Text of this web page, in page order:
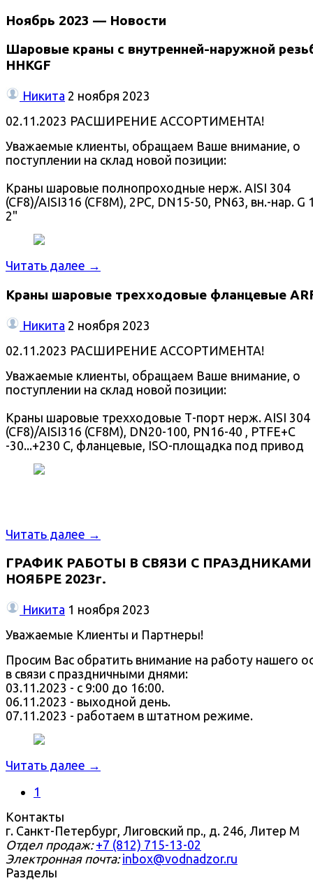
Ноябрь 2023 — Новости
Шаровые краны с внутренней-наружной
HHKGF
Никита 2 ноября 2023
02.11.2023 РАСШИРЕНИЕ АССОРТИМЕНТА!
Уважаемые клиенты, обращаем Ваше внимание, о
поступлении на склад новой позиции:
Краны шаровые полнопроходные нерж. AISI 304
(CF8)/AISI316 (CF8M), 2PC, DN15-50, PN63, вн.-нар. G
2"
Читать далее →
Краны шаровые трехходовые фланцевые
Никита 2 ноября 2023
02.11.2023 РАСШИРЕНИЕ АССОРТИМЕНТА!
Уважаемые клиенты, обращаем Ваше внимание, о
поступлении на склад новой позиции:
Краны шаровые трехходовые Т-порт нерж. AISI 304
(CF8)/AISI316 (CF8M), DN20-100, PN16-40 , PTFE+C
-30...+230 C, фланцевые, ISO-площадка под привод
Читать далее →
ГРАФИК РАБОТЫ В СВЯЗИ С ПРАЗДНИКАМИ
НОЯБРЕ 2023г.
Никита 1 ноября 2023
Уважаемые Клиенты и Партнеры!
Просим Вас обратить внимание на работу нашего
в связи с праздничными днями:
03.11.2023 - с 9:00 до 16:00.
06.11.2023 - выходной день.
07.11.2023 - работаем в штатном режиме.
Читать далее →
1
Контакты
г. Санкт-Петербург, Лиговский пр., д. 246, Литер М
Отдел продаж: +7 (812) 715-13-02
Электронная почта: inbox@vodnadzor.ru
Разделы